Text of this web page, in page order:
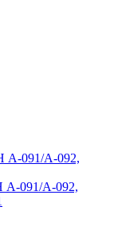
А-091/А-092,